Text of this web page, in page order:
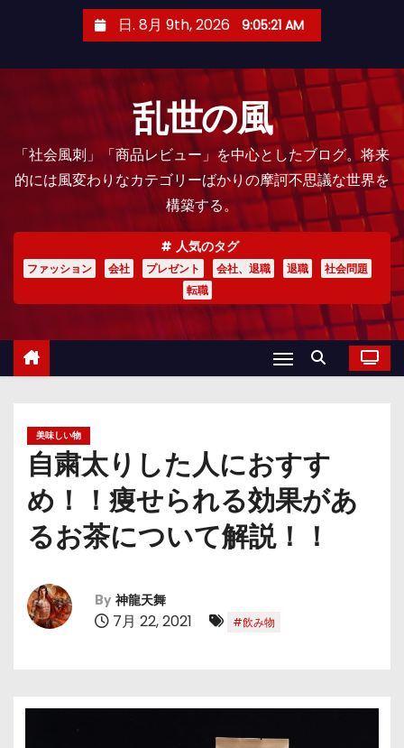
日. 8月 9th, 2026 9:05:22 AM
乱世の風
「社会風刺」「商品レビュー」を中心としたブログ。将来
的には風変わりなカテゴリーばかりの摩訶不思議な世界を
構築する。
人気のタグ
ファッション 会社 プレゼント 会社、退職 退職
社会問題
転職
美味しい物
自粛太りした人におすす
め！！痩せられる効果があ
るお茶について解説！！
By 神龍天舞
7月 22, 2021 #飲み物